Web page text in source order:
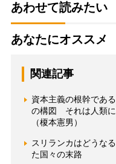
あわせて読みたい
あなたにオススメ
関連記事
資本主義の根幹であ
の構図 それは人類に
（榎本憲男）
スリランカはどうな
た国々の末路